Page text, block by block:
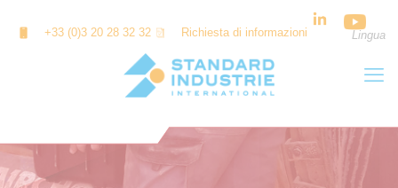
+33 (0)3 20 28 32 32 Richiesta di informazioni Lingua